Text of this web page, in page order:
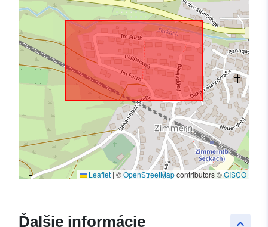
Leaflet | ©OpenStreetMapcontributors ©GISCO
keyboard_arrow_up
Ďalšie informácie